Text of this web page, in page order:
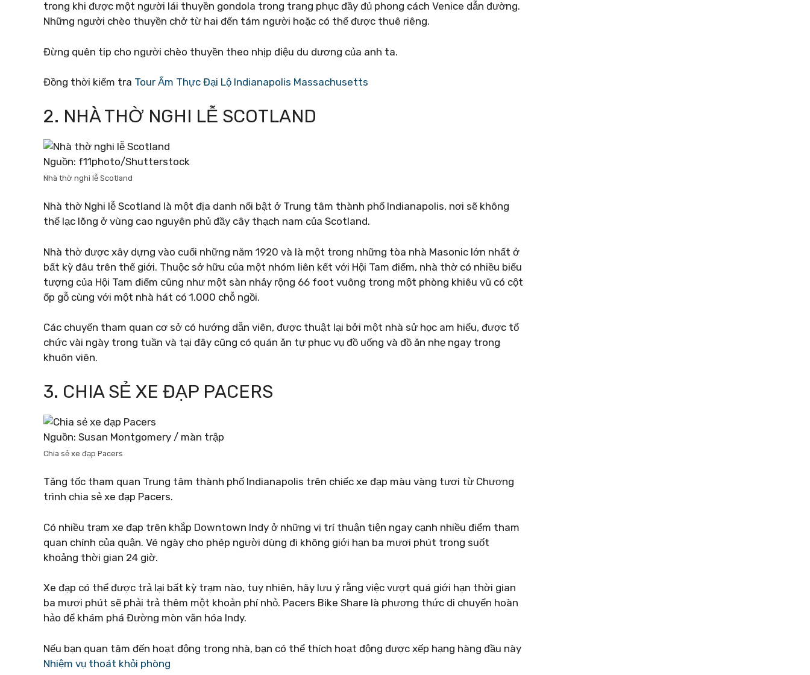
trong khi được một người lái thuyền gondola trong trang phục đầy đủ phong cách Venice dẫn đường.
Những người chèo thuyền chở từ hai đến tám người hoặc có thể được thuê riêng.
Đừng quên tip cho người chèo thuyền theo nhịp điệu du dương của anh ta.
Đồng thời kiểm tra Tour Ẩm Thực Đại Lộ Indianapolis Massachusetts
2. NHÀ THỜ NGHI LỄ SCOTLAND
Nguồn: f11photo/Shutterstock
Nhà thờ nghi lễ Scotland
Nhà thờ Nghi lễ Scotland là một địa danh nổi bật ở Trung tâm thành phố Indianapolis, nơi sẽ không
thể lạc lõng ở vùng cao nguyên phủ đầy cây thạch nam của Scotland.
Nhà thờ được xây dựng vào cuối những năm 1920 và là một trong những tòa nhà Masonic lớn nhất ở
bất kỳ đâu trên thế giới. Thuộc sở hữu của một nhóm liên kết với Hội Tam điểm, nhà thờ có nhiều biểu
tượng của Hội Tam điểm cũng như một sàn nhảy rộng 66 foot vuông trong một phòng khiêu vũ có cột
ốp gỗ cùng với một nhà hát có 1.000 chỗ ngồi.
Các chuyến tham quan cơ sở có hướng dẫn viên, được thuật lại bởi một nhà sử học am hiểu, được tổ
chức vài ngày trong tuần và tại đây cũng có quán ăn tự phục vụ đồ uống và đồ ăn nhẹ ngay trong
khuôn viên.
3. CHIA SẺ XE ĐẠP PACERS
Nguồn: Susan Montgomery / màn trập
Chia sẻ xe đạp Pacers
Tăng tốc tham quan Trung tâm thành phố Indianapolis trên chiếc xe đạp màu vàng tươi từ Chương
trình chia sẻ xe đạp Pacers.
Có nhiều trạm xe đạp trên khắp Downtown Indy ở những vị trí thuận tiện ngay cạnh nhiều điểm tham
quan chính của quận. Vé ngày cho phép người dùng đi không giới hạn ba mươi phút trong suốt
khoảng thời gian 24 giờ.
Xe đạp có thể được trả lại bất kỳ trạm nào, tuy nhiên, hãy lưu ý rằng việc vượt quá giới hạn thời gian
ba mươi phút sẽ phải trả thêm một khoản phí nhỏ. Pacers Bike Share là phương thức di chuyển hoàn
hảo để khám phá Đường mòn văn hóa Indy.
Nếu bạn quan tâm đến hoạt động trong nhà, bạn có thể thích hoạt động được xếp hạng hàng đầu này
Nhiệm vụ thoát khỏi phòng